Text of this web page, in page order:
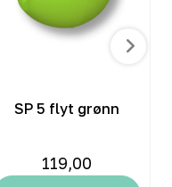
SP 5 flyt grønn
119,00